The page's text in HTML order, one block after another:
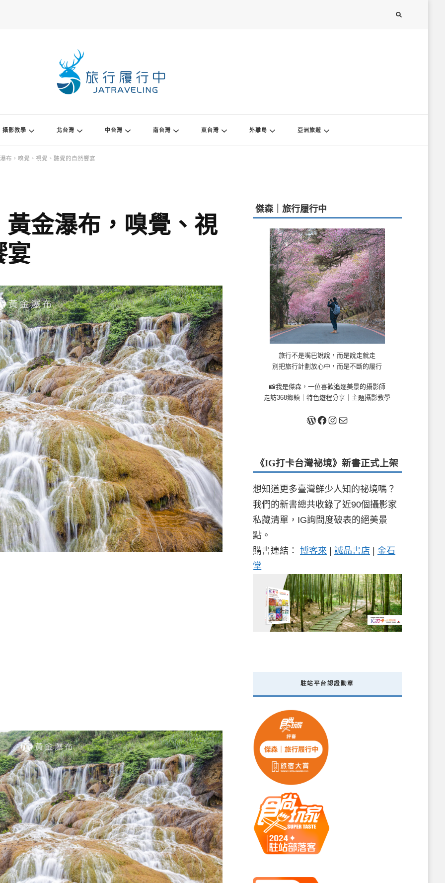
攝影教學 北台灣 中台灣 南台灣 東台灣 外離島 亞洲旅遊
布，嗅覺、視覺、聽覺的自然饗宴
金瀑布，嗅覺、視
宴
傑森｜旅行履行中
旅行不是嘴巴說說，而是說走就走
別把旅行計劃放心中，而是不斷的履行
📸我是傑森，一位喜歡追逐美景的攝影師
走訪368鄉鎮｜特色遊程分享｜主題攝影教學
關於我 Facebook
Instagram
《IG打卡台灣祕境》新書正式上架
想知道更多臺灣鮮少人知的祕境嗎？
我們的新書總共收錄了近90個攝影家
私藏清單，IG詢問度破表的絕美景
點。
購書連結： 博客來 | 誠品書店 | 金石
堂
駐站平台認證勳章